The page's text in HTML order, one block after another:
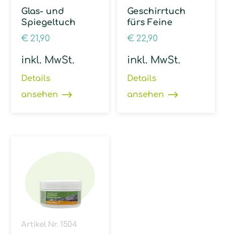
Glas- und
Spiegeltuch
€ 21,90
inkl. MwSt.
Details
ansehen
Geschirrtuch
fürs Feine
€ 22,90
inkl. MwSt.
Details
ansehen
Artikel Nr. 1504